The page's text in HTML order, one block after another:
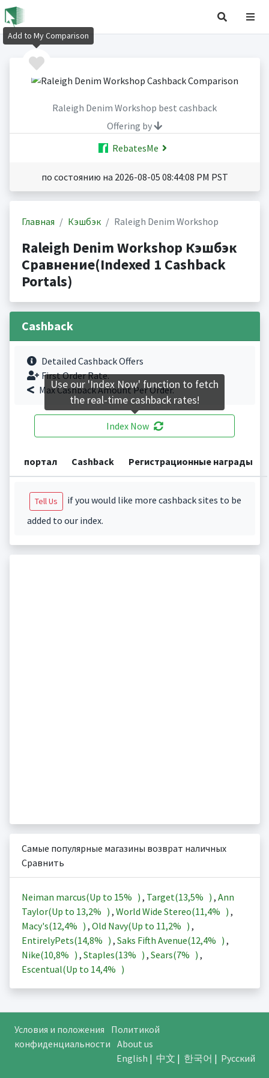
Raleigh Denim Workshop best cashback
Offering by
RebatesMe
по состоянию на 2026-08-05 08:44:08 PM PST
Главная Кэшбэк Raleigh Denim Workshop
Raleigh Denim Workshop Кэшбэк
Сравнение(Indexed 1 Cashback
Portals)
Cashback
Detailed Cashback Offers
First Order Rate.
Max Cashback Amount Per Order.
Index Now
портал Cashback Регистрационные награды
Tell Us
if you would like more cashback sites to be
added to our index.
Самые популярные магазины возврат наличных
Сравнить
Neiman marcus(Up to 15% ) , Target(13,5% ) , Ann
Taylor(Up to 13,2% ) , World Wide Stereo(11,4% ) ,
Macy's(12,4% ) , Old Navy(Up to 11,2% ) ,
EntirelyPets(14,8% ) , Saks Fifth Avenue(12,4% ) ,
Nike(10,8% ) , Staples(13% ) , Sears(7% ) ,
Escentual(Up to 14,4% )
Условия и положения
Политикой
конфиденциальности About us
English | 中文 | 한국어 | Русский
Add to My Comparison
Use our 'Index Now' function to fetch
the real-time cashback rates!